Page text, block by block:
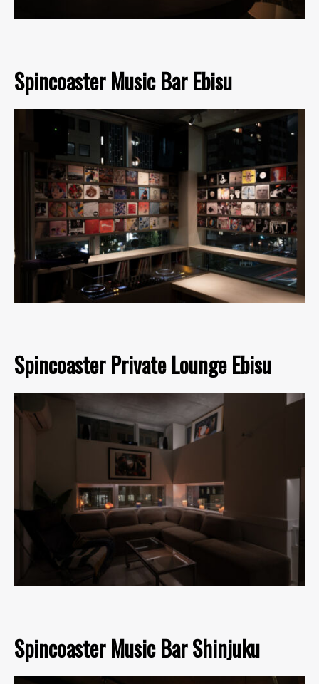
Spincoaster Music Bar Ebisu
Spincoaster Private Lounge Ebisu
Spincoaster Music Bar Shinjuku